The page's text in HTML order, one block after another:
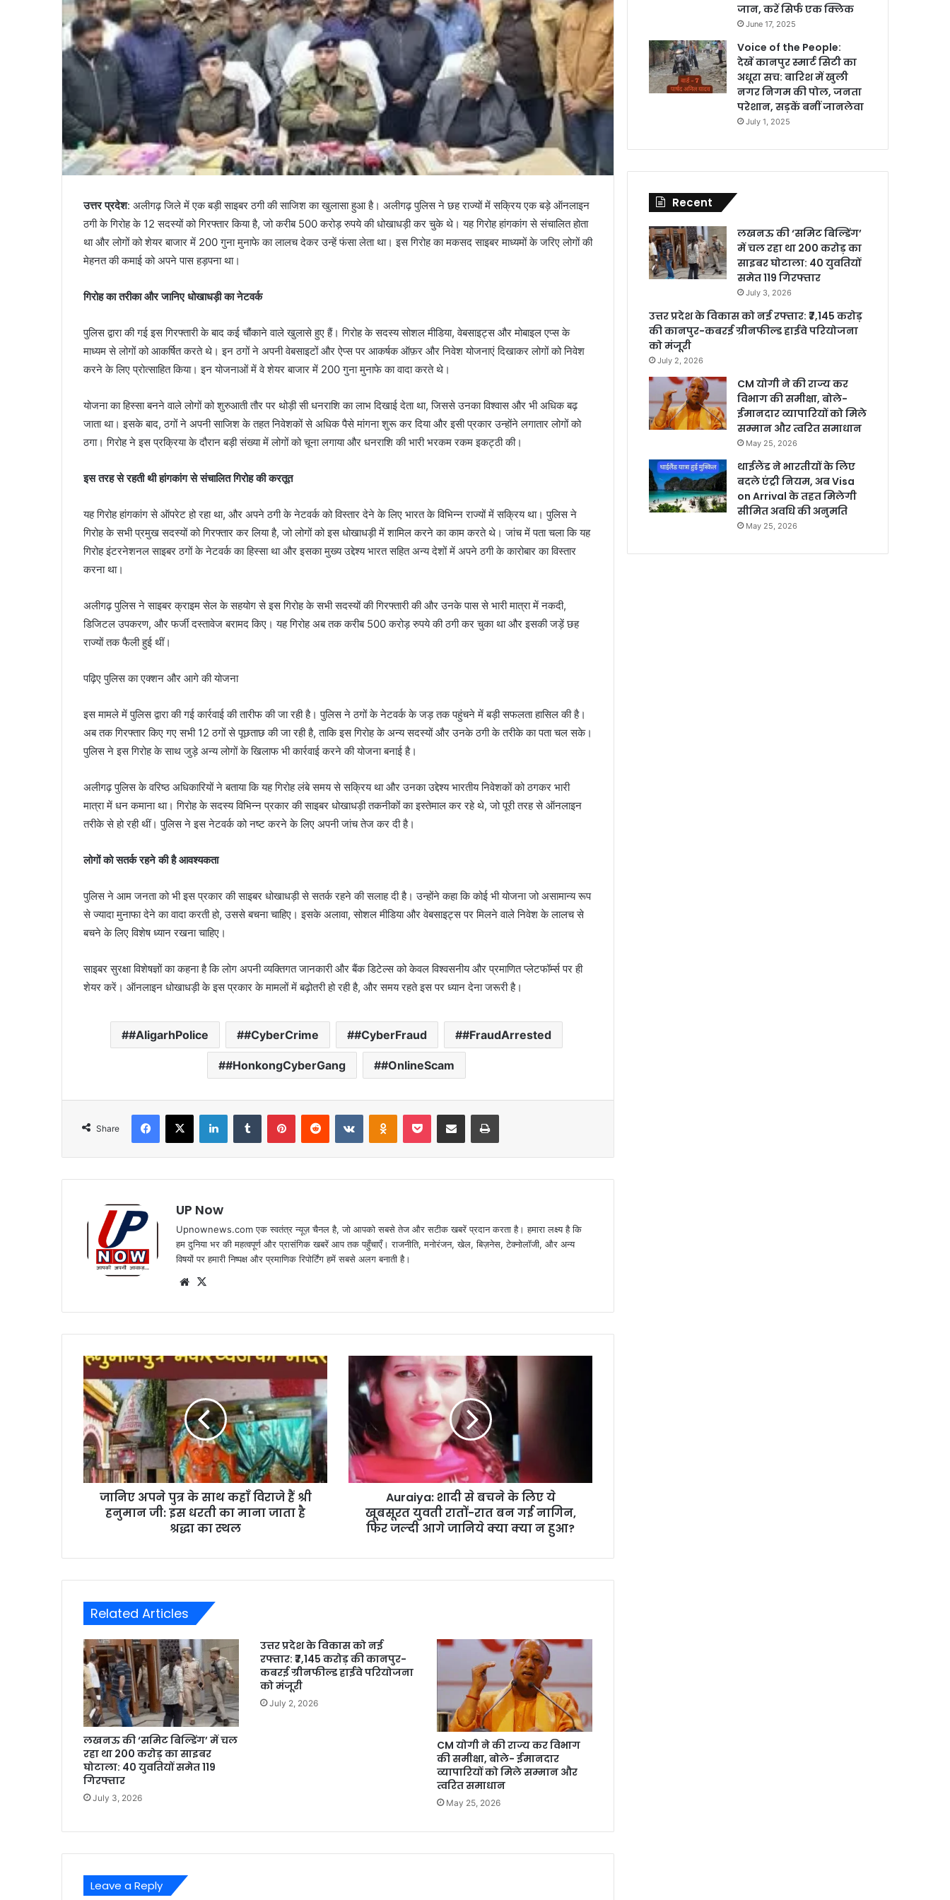
उत्तर प्रदेश: अलीगढ़ जिले में एक बड़ी साइबर ठगी की साजिश का खुलासा हुआ है। अलीगढ़ पुलिस ने छह राज्यों में सक्रिय एक बड़े ऑनलाइन
ठगी के गिरोह के 12 सदस्यों को गिरफ्तार किया है, जो करीब 500 करोड़ रुपये की धोखाधड़ी कर चुके थे। यह गिरोह हांगकांग से संचालित होता
था और लोगों को शेयर बाजार में 200 गुना मुनाफे का लालच देकर उन्हें फंसा लेता था। इस गिरोह का मकसद साइबर माध्यमों के जरिए लोगों की
मेहनत की कमाई को अपने पास हड़पना था।
गिरोह का तरीका और जानिए धोखाधड़ी का नेटवर्क
पुलिस द्वारा की गई इस गिरफ्तारी के बाद कई चौंकाने वाले खुलासे हुए हैं। गिरोह के सदस्य सोशल मीडिया, वेबसाइट्स और मोबाइल एप्स के
माध्यम से लोगों को आकर्षित करते थे। इन ठगों ने अपनी वेबसाइटों और ऐप्स पर आकर्षक ऑफ़र और निवेश योजनाएं दिखाकर लोगों को निवेश
करने के लिए प्रोत्साहित किया। इन योजनाओं में वे शेयर बाजार में 200 गुना मुनाफे का वादा करते थे।
योजना का हिस्सा बनने वाले लोगों को शुरुआती तौर पर थोड़ी सी धनराशि का लाभ दिखाई देता था, जिससे उनका विश्वास और भी अधिक बढ़
जाता था। इसके बाद, ठगों ने अपनी साजिश के तहत निवेशकों से अधिक पैसे मांगना शुरू कर दिया और इसी प्रकार उन्होंने लगातार लोगों को
ठगा। गिरोह ने इस प्रक्रिया के दौरान बड़ी संख्या में लोगों को चूना लगाया और धनराशि की भारी भरकम रकम इकट्ठी की।
इस तरह से रहती थी हांगकांग से संचालित गिरोह की करतूत
यह गिरोह हांगकांग से ऑपरेट हो रहा था, और अपने ठगी के नेटवर्क को विस्तार देने के लिए भारत के विभिन्न राज्यों में सक्रिय था। पुलिस ने
गिरोह के सभी प्रमुख सदस्यों को गिरफ्तार कर लिया है, जो लोगों को इस धोखाधड़ी में शामिल करने का काम करते थे। जांच में पता चला कि यह
गिरोह इंटरनेशनल साइबर ठगों के नेटवर्क का हिस्सा था और इसका मुख्य उद्देश्य भारत सहित अन्य देशों में अपने ठगी के कारोबार का विस्तार
करना था।
अलीगढ़ पुलिस ने साइबर क्राइम सेल के सहयोग से इस गिरोह के सभी सदस्यों की गिरफ्तारी की और उनके पास से भारी मात्रा में नकदी,
डिजिटल उपकरण, और फर्जी दस्तावेज बरामद किए। यह गिरोह अब तक करीब 500 करोड़ रुपये की ठगी कर चुका था और इसकी जड़ें छह
राज्यों तक फैली हुई थीं।
पढ़िए पुलिस का एक्शन और आगे की योजना
इस मामले में पुलिस द्वारा की गई कार्रवाई की तारीफ की जा रही है। पुलिस ने ठगों के नेटवर्क के जड़ तक पहुंचने में बड़ी सफलता हासिल की है।
अब तक गिरफ्तार किए गए सभी 12 ठगों से पूछताछ की जा रही है, ताकि इस गिरोह के अन्य सदस्यों और उनके ठगी के तरीके का पता चल सके।
पुलिस ने इस गिरोह के साथ जुड़े अन्य लोगों के खिलाफ भी कार्रवाई करने की योजना बनाई है।
अलीगढ़ पुलिस के वरिष्ठ अधिकारियों ने बताया कि यह गिरोह लंबे समय से सक्रिय था और उनका उद्देश्य भारतीय निवेशकों को ठगकर भारी
मात्रा में धन कमाना था। गिरोह के सदस्य विभिन्न प्रकार की साइबर धोखाधड़ी तकनीकों का इस्तेमाल कर रहे थे, जो पूरी तरह से ऑनलाइन
तरीके से हो रही थीं। पुलिस ने इस नेटवर्क को नष्ट करने के लिए अपनी जांच तेज कर दी है।
लोगों को सतर्क रहने की है आवश्यकता
पुलिस ने आम जनता को भी इस प्रकार की साइबर धोखाधड़ी से सतर्क रहने की सलाह दी है। उन्होंने कहा कि कोई भी योजना जो असामान्य रूप
से ज्यादा मुनाफा देने का वादा करती हो, उससे बचना चाहिए। इसके अलावा, सोशल मीडिया और वेबसाइट्स पर मिलने वाले निवेश के लालच से
बचने के लिए विशेष ध्यान रखना चाहिए।
साइबर सुरक्षा विशेषज्ञों का कहना है कि लोग अपनी व्यक्तिगत जानकारी और बैंक डिटेल्स को केवल विश्वसनीय और प्रमाणित प्लेटफॉर्म्स पर ही
शेयर करें। ऑनलाइन धोखाधड़ी के इस प्रकार के मामलों में बढ़ोतरी हो रही है, और समय रहते इस पर ध्यान देना जरूरी है।
#AligarhPolice #CyberCrime #CyberFraud #FraudArrested
#HonkongCyberGang #OnlineScam
Share
Facebook
X LinkedInTumblr PinterestReddit VKontakteOdnoklassniki
Pocket Share via Email Print
UP Now
Upnownews.com एक स्वतंत्र न्यूज़ चैनल है, जो आपको सबसे तेज और सटीक खबरें प्रदान करता है। हमारा लक्ष्य है कि
हम दुनिया भर की महत्वपूर्ण और प्रासंगिक खबरें आप तक पहुँचाएँ। राजनीति, मनोरंजन, खेल, बिज़नेस, टेक्नोलॉजी, और अन्य
विषयों पर हमारी निष्पक्ष और प्रमाणिक रिपोर्टिंग हमें सबसे अलग बनाती है।
Website
जानिए अपने पुत्र के साथ कहाँ विराजे हैं श्री
हनुमान जी: इस धरती का माना जाता है
श्रद्धा का स्थल
Auraiya: शादी से बचने के लिए ये
खूबसूरत युवती रातों-रात बन गई नागिन,
फिर जल्दी आगे जानिये क्या क्या न हुआ?
Related Articles
लखनऊ की ‘समिट बिल्डिंग’ में चल
रहा था 200 करोड़ का साइबर
घोटाला: 40 युवतियों समेत 119
गिरफ्तार
July 3, 2026
उत्तर प्रदेश के विकास को नई
रफ्तार: ₹7,145 करोड़ की कानपुर-
कबरई ग्रीनफील्ड हाईवे परियोजना
को मंजूरी
July 2, 2026
CM योगी ने की राज्य कर विभाग
की समीक्षा, बोले- ईमानदार
व्यापारियों को मिले सम्मान और
त्वरित समाधान
May 25, 2026
Leave a Reply
जान, करें सिर्फ एक क्लिक
June 17, 2025
Voice of the People:
देखें कानपुर स्मार्ट सिटी का
अधूरा सच: बारिश में खुली
नगर निगम की पोल, जनता
परेशान, सड़कें बनीं जानलेवा
July 1, 2025
Recent
लखनऊ की ‘समिट बिल्डिंग’
में चल रहा था 200 करोड़ का
साइबर घोटाला: 40 युवतियों
समेत 119 गिरफ्तार
July 3, 2026
उत्तर प्रदेश के विकास को नई रफ्तार: ₹7,145 करोड़
की कानपुर-कबरई ग्रीनफील्ड हाईवे परियोजना
को मंजूरी
July 2, 2026
CM योगी ने की राज्य कर
विभाग की समीक्षा, बोले-
ईमानदार व्यापारियों को मिले
सम्मान और त्वरित समाधान
May 25, 2026
थाईलैंड ने भारतीयों के लिए
बदले एंट्री नियम, अब Visa
on Arrival के तहत मिलेगी
सीमित अवधि की अनुमति
May 25, 2026